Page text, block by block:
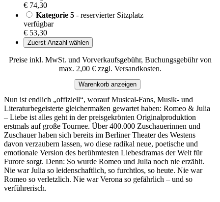
€ 74,30
Kategorie 5 - reservierter Sitzplatz
verfügbar
€ 53,30
Zuerst Anzahl wählen
Preise inkl. MwSt. und Vorverkaufsgebühr, Buchungsgebühr von
max. 2,00 € zzgl. Versandkosten.
Warenkorb anzeigen
Nun ist endlich „offiziell“, worauf Musical-Fans, Musik- und
Literaturbegeisterte gleichermaßen gewartet haben: Romeo & Julia
– Liebe ist alles geht in der preisgekrönten Originalproduktion
erstmals auf große Tournee. Über 400.000 Zuschauerinnen und
Zuschauer haben sich bereits im Berliner Theater des Westens
davon verzaubern lassen, wo diese radikal neue, poetische und
emotionale Version des berühmtesten Liebesdramas der Welt für
Furore sorgt. Denn: So wurde Romeo und Julia noch nie erzählt.
Nie war Julia so leidenschaftlich, so furchtlos, so heute. Nie war
Romeo so verletzlich. Nie war Verona so gefährlich – und so
verführerisch.